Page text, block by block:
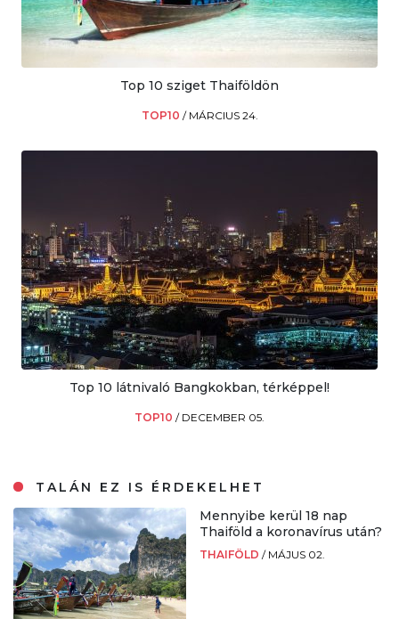
Top 10 sziget Thaiföldön
TOP10 / MÁRCIUS 24.
Top 10 látnivaló Bangkokban, térképpel!
TOP10 / DECEMBER 05.
TALÁN EZ IS ÉRDEKELHET
Mennyibe kerül 18 nap
Thaiföld a koronavírus után?
THAIFÖLD / MÁJUS 02.